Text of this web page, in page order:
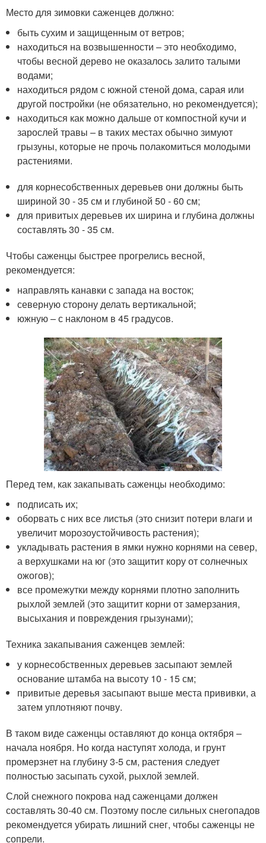
Место для зимовки саженцев должно:
быть сухим и защищенным от ветров;
находиться на возвышенности – это необходимо,
чтобы весной дерево не оказалось залито талыми
водами;
находиться рядом с южной стеной дома, сарая или
другой постройки (не обязательно, но рекомендуется);
находиться как можно дальше от компостной кучи и
зарослей травы – в таких местах обычно зимуют
грызуны, которые не прочь полакомиться молодыми
растениями.
для корнесобственных деревьев они должны быть
шириной 30 - 35 см и глубиной 50 - 60 см;
для привитых деревьев их ширина и глубина должны
составлять 30 - 35 см.
Чтобы саженцы быстрее прогрелись весной,
рекомендуется:
направлять канавки с запада на восток;
северную сторону делать вертикальной;
южную – с наклоном в 45 градусов.
Перед тем, как закапывать саженцы необходимо:
подписать их;
оборвать с них все листья (это снизит потери влаги и
увеличит морозоустойчивость растения);
укладывать растения в ямки нужно корнями на север,
а верхушками на юг (это защитит кору от солнечных
ожогов);
все промежутки между корнями плотно заполнить
рыхлой землей (это защитит корни от замерзания,
высыхания и повреждения грызунами);
Техника закапывания саженцев землей:
у корнесобственных деревьев засыпают землей
основание штамба на высоту 10 - 15 см;
привитые деревья засыпают выше места прививки, а
затем уплотняют почву.
В таком виде саженцы оставляют до конца октября –
начала ноября. Но когда наступят холода, и грунт
промерзнет на глубину 3-5 см, растения следует
полностью засыпать сухой, рыхлой землей.
Слой снежного покрова над саженцами должен
составлять 30-40 см. Поэтому после сильных снегопадов
рекомендуется убирать лишний снег, чтобы саженцы не
сопрели.